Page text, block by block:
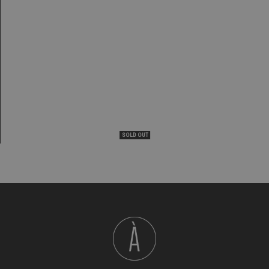
SOLD OUT